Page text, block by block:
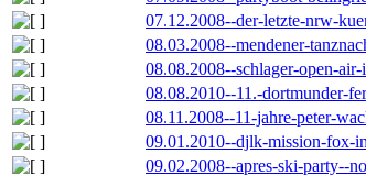
07.12.2008--der-letzte-nrw-
08.03.2008--mendener-
08.08.2008--schlager-open-
08.08.2010--11.-dortmunder-
08.11.2008--11-jahre-peter-
09.01.2010--djlk-mission-fox-
09.02.2008--apres-ski-party--